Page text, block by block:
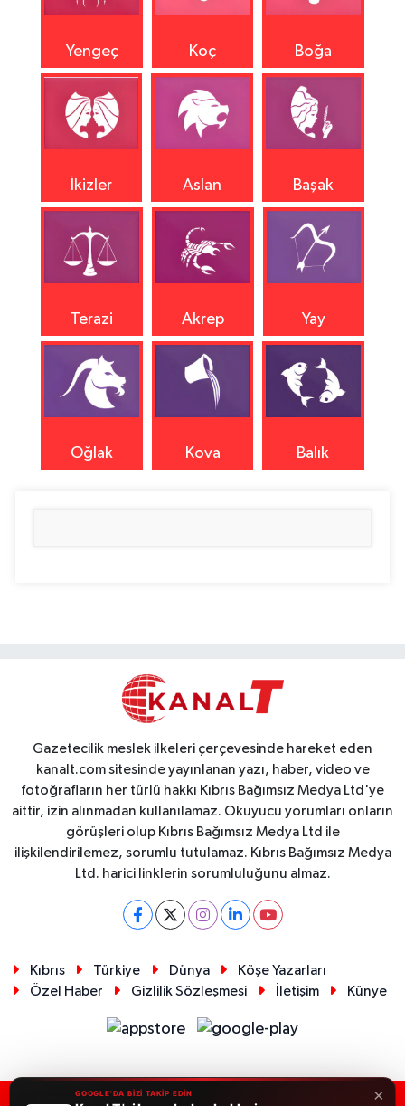
Yengeç Koç Boğa
İkizler Aslan Başak
Terazi Akrep Yay
Oğlak Kova Balık
Gazetecilik meslek ilkeleri çerçevesinde hareket eden
kanalt.com sitesinde yayınlanan yazı, haber, video ve
fotoğrafların her türlü hakkı Kıbrıs Bağımsız Medya Ltd'ye
aittir, izin alınmadan kullanılamaz. Okuyucu yorumları onların
görüşleri olup Kıbrıs Bağımsız Medya Ltd ile
ilişkilendirilemez, sorumlu tutulamaz. Kıbrıs Bağımsız Medya
Ltd. harici linklerin sorumluluğunu almaz.
Kıbrıs Türkiye Dünya
Köşe Yazarları
Özel Haber
Gizlilik Sözleşmesi İletişim Künye
×
GOOGLE'DA BİZİ TAKİP EDİN